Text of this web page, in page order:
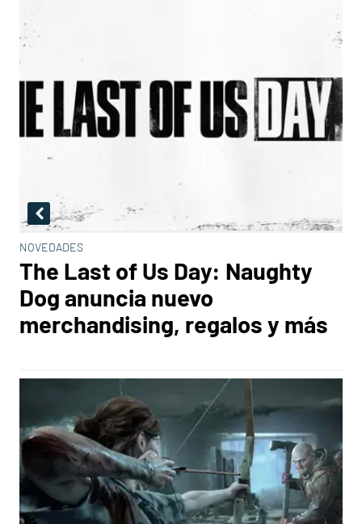
NOVEDADES
The Last of Us Day: Naughty
Dog anuncia nuevo
merchandising, regalos y más